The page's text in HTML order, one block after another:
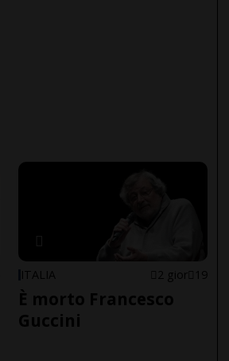
ITALIA 2 gior 19
È morto Francesco
Guccini